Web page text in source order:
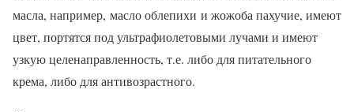
масла, например, масло облепихи и жожоба пахучие, имеют
цвет, портятся под ультрафиолетовыми лучами и имеют
узкую целенаправленность, т.е. либо для питательного
крема, либо для антивозрастного.